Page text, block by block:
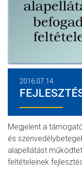
2016.07.14.
Megjelent a
és
alapellátást
feltételeinek